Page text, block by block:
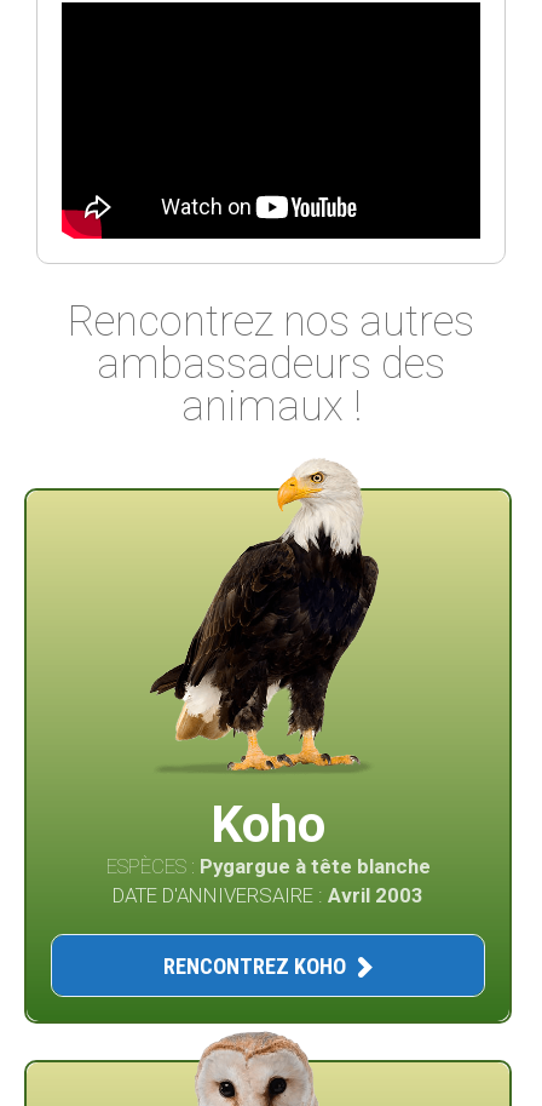
Rencontrez nos autres
ambassadeurs des
animaux !
Koho
ESPÈCES : Pygargue à tête blanche
DATE D'ANNIVERSAIRE :Avril 2003
RENCONTREZ KOHO